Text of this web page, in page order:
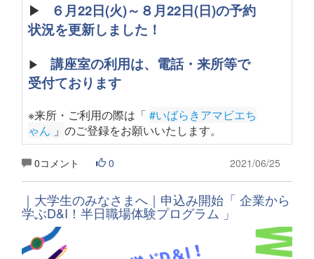
▶
６月22日(火)～８月22日(日)の予約
状況を更新しました！
▶ 講座室の利用は、電話・来所等で
受付ております
※来所・ご利用の際は「 #いばらきアマビエち
ゃん 」 のご登録をお願いいたします。
0コメント 0 2021/06/25
｜大学生のみなさまへ｜申込み開始「 企業から
学ぶD&I！半日職場体験プログラム 」